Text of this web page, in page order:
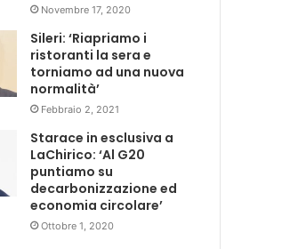
Novembre 17, 2020
Sileri: ‘Riapriamo i
ristoranti la sera e
torniamo ad una nuova
normalità’
Febbraio 2, 2021
Starace in esclusiva a
LaChirico: ‘Al G20
puntiamo su
decarbonizzazione ed
economia circolare’
Ottobre 1, 2020